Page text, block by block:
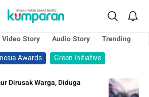
Video Story Audio Story
Trending
Awards
Green Initiative
Dirusak Warga, Diduga